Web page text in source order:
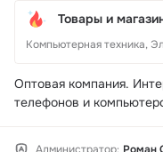
Товары и
Компьютерная техника,
Оптовая компания.
телефонов и